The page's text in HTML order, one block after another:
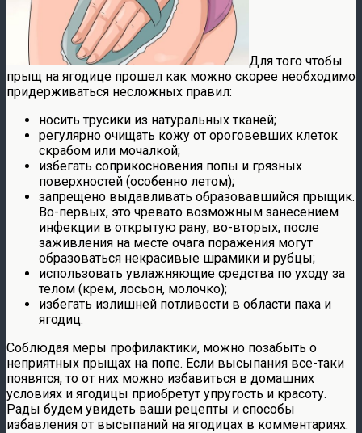
Для того чтобы
прыщ на ягодице прошел как можно скорее необходимо
придерживаться несложных правил:
носить трусики из натуральных тканей;
регулярно очищать кожу от ороговевших клеток
скрабом или мочалкой;
избегать соприкосновения попы и грязных
поверхностей (особенно летом);
запрещено выдавливать образовавшийся прыщик.
Во-первых, это чревато возможным занесением
инфекции в открытую рану, во-вторых, после
заживления на месте очага поражения могут
образоваться некрасивые шрамики и рубцы;
использовать увлажняющие средства по уходу за
телом (крем, лосьон, молочко);
избегать излишней потливости в области паха и
ягодиц.
Соблюдая меры профилактики, можно позабыть о
неприятных прыщах на попе. Если высыпания все-таки
появятся, то от них можно избавиться в домашних
условиях и ягодицы приобретут упругость и красоту.
Рады будем увидеть ваши рецепты и способы
избавления от высыпаний на ягодицах в комментариях.